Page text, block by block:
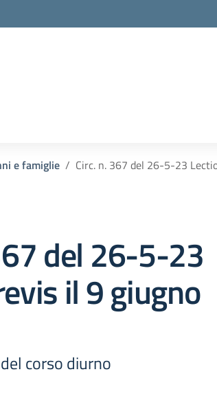
e famiglie Circ. n. 367 del 26-5-23
del 26-5-23
il 9 giugno
corso diurno